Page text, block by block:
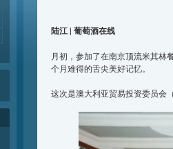
陆江 | 葡萄酒在线
月初，参加了在南京顶流米其林
个月难得的舌尖美好记忆。
这次是澳大利亚贸易投资委员会